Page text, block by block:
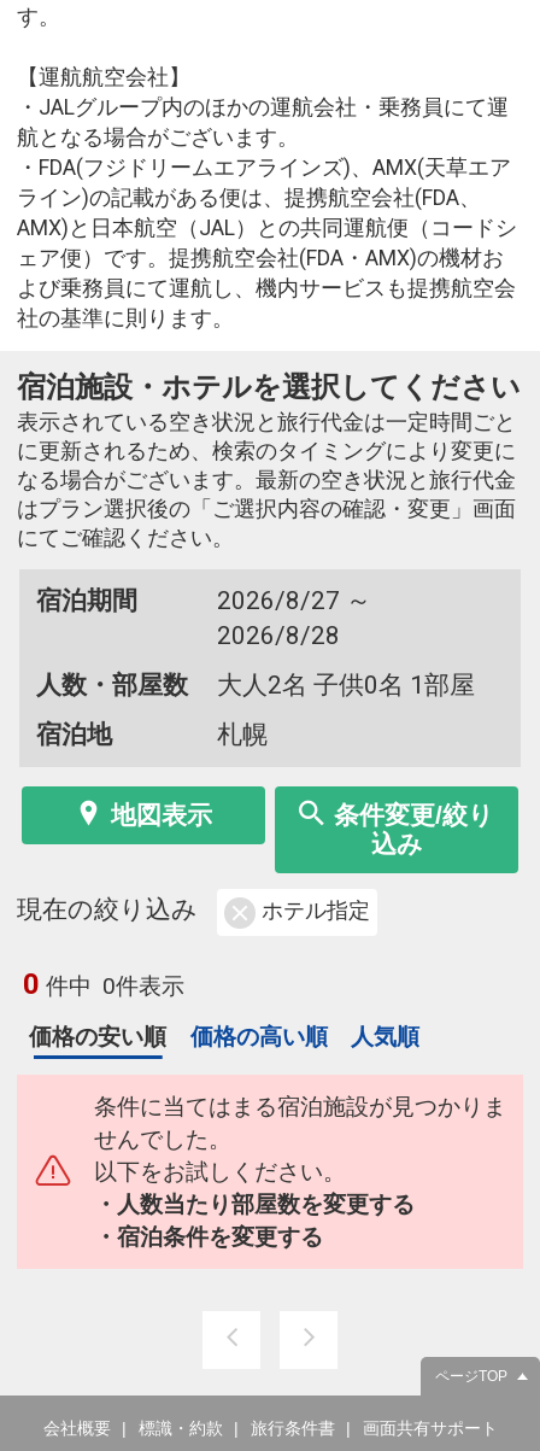
す。
【運航航空会社】
・JALグループ内のほかの運航会社・乗務員にて運
航となる場合がございます。
・FDA(フジドリームエアラインズ)、AMX(天草エア
ライン)の記載がある便は、提携航空会社(FDA、
AMX)と日本航空（JAL）との共同運航便（コードシ
ェア便）です。提携航空会社(FDA・AMX)の機材お
よび乗務員にて運航し、機内サービスも提携航空会
社の基準に則ります。
宿泊施設・ホテルを選択してください
表示されている空き状況と旅行代金は一定時間ごと
に更新されるため、検索のタイミングにより変更に
なる場合がございます。最新の空き状況と旅行代金
はプラン選択後の「ご選択内容の確認・変更」画面
にてご確認ください。
宿泊期間
2026/8/27 ～
2026/8/28
人数・部屋数
大人2名 子供0名 1部屋
宿泊地
札幌
地図表示
条件変更/絞り
込み
現在の絞り込み ホテル指定
0 件中 0件表示
価格の安い順
価格の高い順 人気順
条件に当てはまる宿泊施設が見つかりま
せんでした。
以下をお試しください。
・人数当たり部屋数を変更する
・宿泊条件を変更する
ページTOP
会社概要 標識・約款 旅行条件書 画面共有サポート